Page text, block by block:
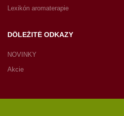
Lexikón aromaterapie
DÔLEŽITÉ ODKAZY
NOVINKY
Akcie